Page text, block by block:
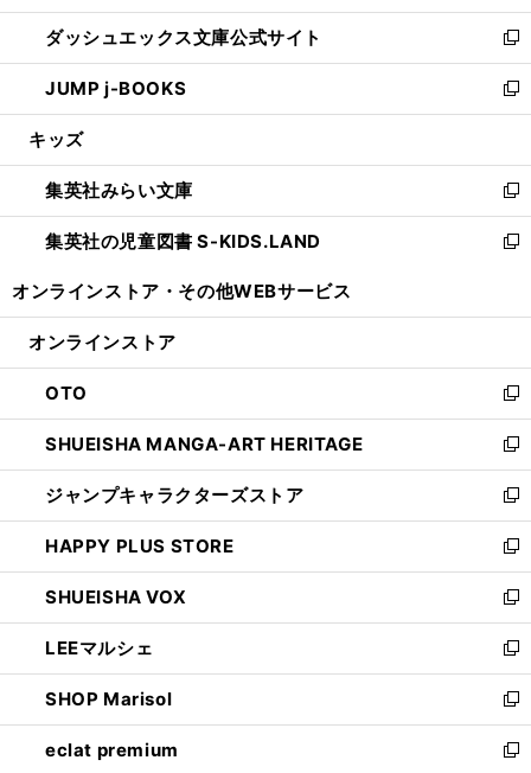
開
く
ン
ド
ウ
で
開
ウ
ィ
ン
ド
ウ
開
く
し
い
ウ
ィ
ン
ウ
で
開
く
ダッシュエックス文庫公式サイト
新
し
い
ウ
ン
ド
ウ
で
JUMP j-BOOKS
新
し
ウ
ィ
ン
ド
開
キッズ
集英社みらい文庫
新
し
い
ン
ウ
で
開
く
集英社の児童図書 S-KIDS.LAND
新
ウ
ン
ド
ウ
で
開
く
オンラインストア・ その他WEBサービス
オンラインストア
OTO
新
し
い
ウ
ィ
ン
ド
ウ
で
開
く
SHUEISHA MANGA-ART HERITAGE
新
し
い
ウ
ィ
ン
ド
ウ
で
開
く
ジャンプキャラクターズストア
新
し
い
ウ
ィ
ン
ド
ウ
で
開
く
HAPPY PLUS STORE
新
し
い
ウ
ィ
ン
ド
ウ
で
SHUEISHA VOX
新
し
い
ウ
ィ
ン
ド
LEEマルシェ
新
し
い
ウ
ィ
SHOP Marisol
新
し
い
eclat premium
新